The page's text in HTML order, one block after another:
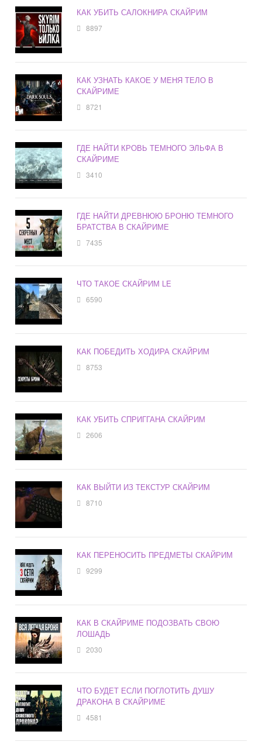
КАК УБИТЬ САЛОКНИРА СКАЙРИМ
8897
КАК УЗНАТЬ КАКОЕ У МЕНЯ ТЕЛО В
СКАЙРИМЕ
8721
ГДЕ НАЙТИ КРОВЬ ТЕМНОГО ЭЛЬФА В
СКАЙРИМЕ
3410
ГДЕ НАЙТИ ДРЕВНЮЮ БРОНЮ ТЕМНОГО
БРАТСТВА В СКАЙРИМЕ
7435
ЧТО ТАКОЕ СКАЙРИМ LE
6590
КАК ПОБЕДИТЬ ХОДИРА СКАЙРИМ
8753
КАК УБИТЬ СПРИГГАНА СКАЙРИМ
2606
КАК ВЫЙТИ ИЗ ТЕКСТУР СКАЙРИМ
8710
КАК ПЕРЕНОСИТЬ ПРЕДМЕТЫ СКАЙРИМ
9299
КАК В СКАЙРИМЕ ПОДОЗВАТЬ СВОЮ
ЛОШАДЬ
2030
ЧТО БУДЕТ ЕСЛИ ПОГЛОТИТЬ ДУШУ
ДРАКОНА В СКАЙРИМЕ
4581